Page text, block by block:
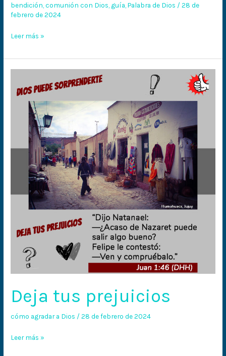
bendición ,comunión con Dios guía ,Palabra de Dios /28 de
febrero de 2024
pan
del
Leer más »
Deja tus prejuicios
cómo agradar a Dios /28 de febrero de 2024
tus
prejuicios
Leer más »